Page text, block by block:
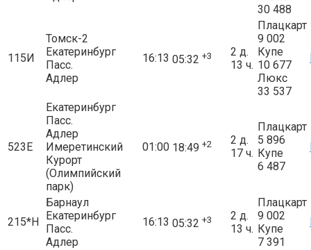
30 488
115И
Томск-2
Екатеринбург
Пасс.
Адлер
16:13 05:32 +3
2 д.
13 ч.
Плацкарт
9 002
Купе
10 677
Люкс
33 537
523Е
Екатеринбург
Пасс.
Адлер
Имеретинский
Курорт
(Олимпийский
парк)
01:00 18:49 +2
2 д.
17 ч.
Плацкарт
5 896
Купе
6 487
215*Н
Барнаул
Екатеринбург
Пасс.
Адлер
16:13 05:32 +3
2 д.
13 ч.
Плацкарт
9 002
Купе
7 391